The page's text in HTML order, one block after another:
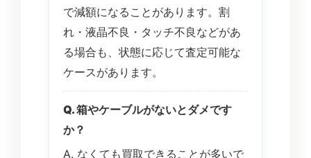
で減額になることがあります。割
れ・液晶不良・タッチ不良などがあ
る場合も、状態に応じて査定可能な
ケースがあります。
Q. 箱やケーブルがないとダメです
か？
A. なくても買取できることが多いで